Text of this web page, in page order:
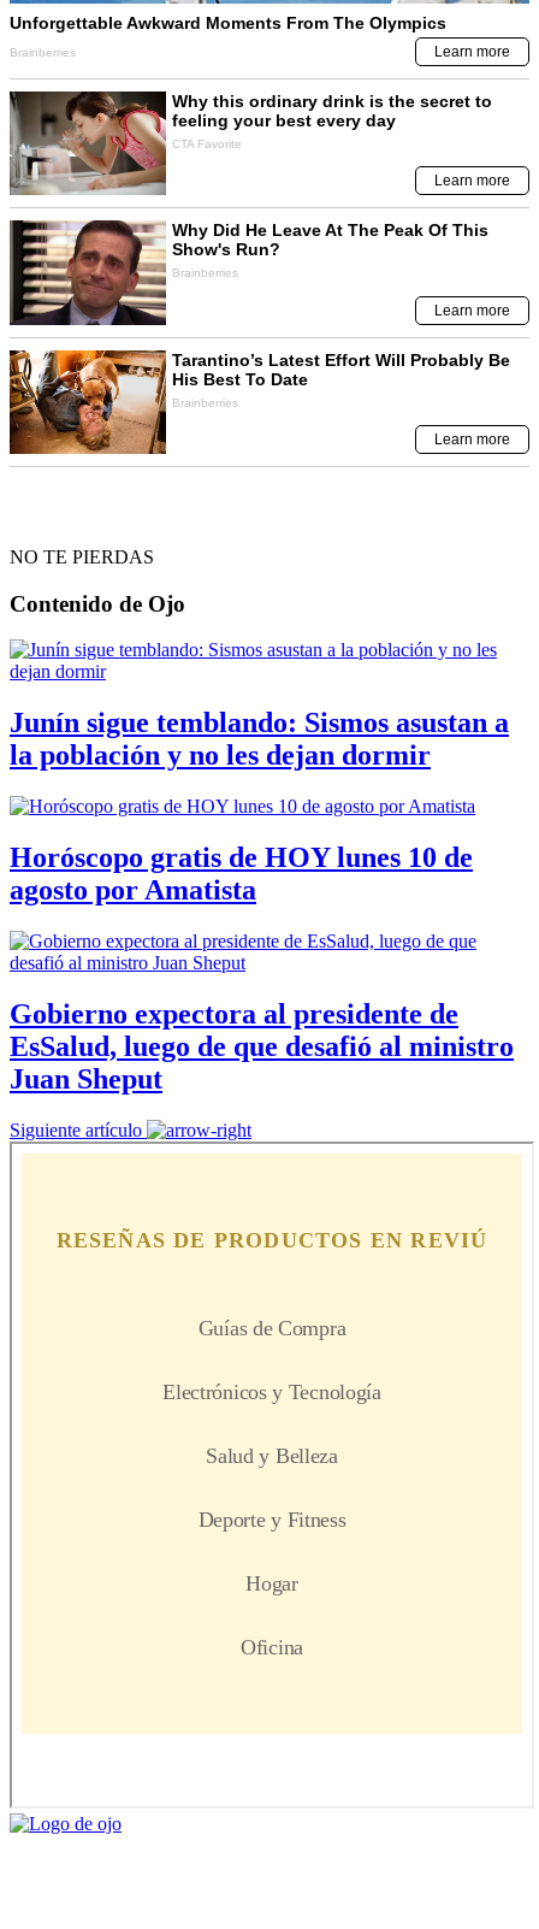
NO TE PIERDAS
Contenido de Ojo
Junín sigue temblando: Sismos asustan a
la población y no les dejan dormir
Horóscopo gratis de HOY lunes 10 de
agosto por Amatista
Gobierno expectora al presidente de
EsSalud, luego de que desafió al ministro
Juan Sheput
Siguiente artículo